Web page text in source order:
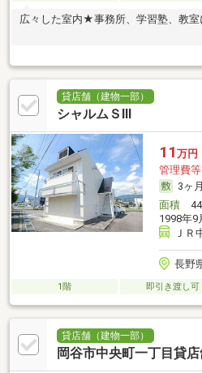
広々した室内★事務所、学習塾、教
貸店舗（建物一部）
シャルムＳⅢ
11 万円
管理費
3ヶ月
面積
1998年9
ＪＲ
長野
1階 即引き渡し可
貸店舗（建物一部）
岡谷市中央町一丁目貸